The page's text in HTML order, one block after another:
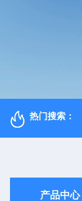
热门搜索：
产品中心